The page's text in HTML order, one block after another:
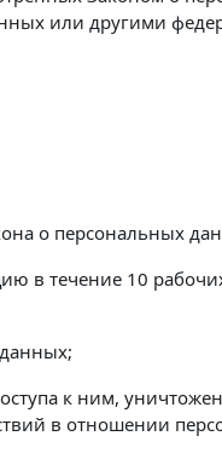
или другими
о персональных
в течение 10
к ним,
в отношении